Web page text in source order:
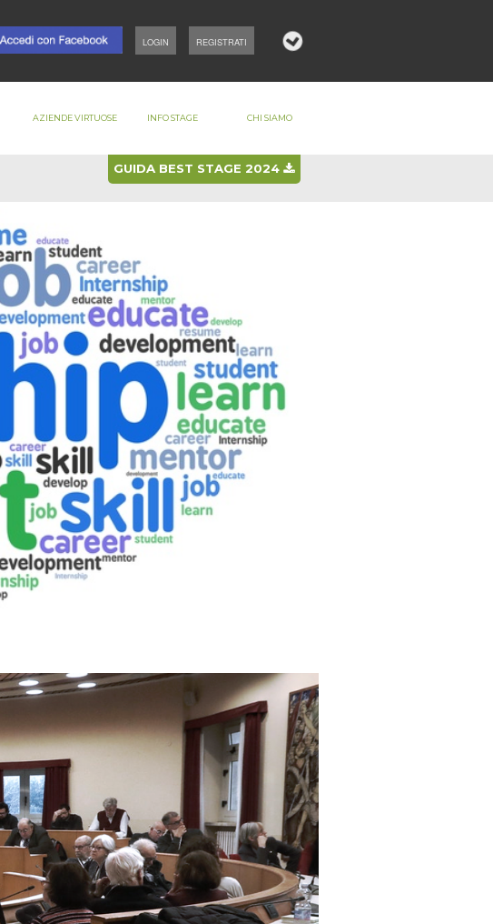
REGISTRATI
LOGIN
GUIDA BEST STAGE 2024
AZIENDE VIRTUOSE INFO STAGE CHI SIAMO